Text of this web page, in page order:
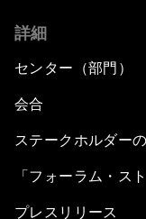
詳細
センター（部門）
会合
ステークホルダー
「フォーラム・ス
プレスリリース